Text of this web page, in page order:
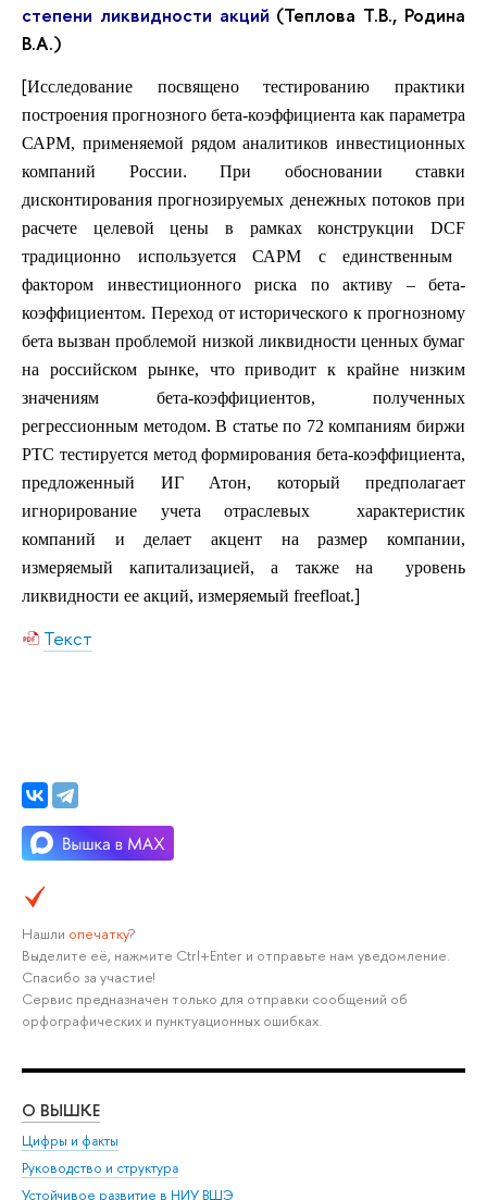
степени ликвидности акций (Теплова Т.В., Родина
В.А.)
[Исследование посвящено тестированию практики
построения прогнозного бета-коэффициента как параметра
САРМ, применяемой рядом аналитиков инвестиционных
компаний России. При обосновании ставки
дисконтирования прогнозируемых денежных потоков при
расчете целевой цены в рамках конструкции DCF
традиционно используется САРМ с единственным
фактором инвестиционного риска по активу – бета-
коэффициентом. Переход от исторического к прогнозному
бета вызван проблемой низкой ликвидности ценных бумаг
на российском рынке, что приводит к крайне низким
значениям бета-коэффициентов, полученных
регрессионным методом. В статье по 72 компаниям биржи
РТС тестируется метод формирования бета-коэффициента,
предложенный ИГ Атон, который предполагает
игнорирование учета отраслевых
характеристик
компаний и делает акцент на размер компании,
измеряемый капитализацией, а также на
уровень
ликвидности ее акций, измеряемый freefloat.]
Текст
Нашли опечатку?
Выделите её, нажмите Ctrl+Enter и отправьте нам уведомление.
Спасибо за участие!
Сервис предназначен только для отправки сообщений об
орфографических и пунктуационных ошибках.
О ВЫШКЕ
Цифры и факты
Руководство и структура
Устойчивое развитие в НИУ ВШЭ